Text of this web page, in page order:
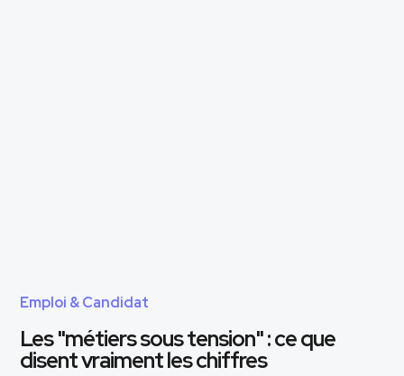
Emploi & Candidat
Les "métiers sous tension" : ce que
disent vraiment les chiffres